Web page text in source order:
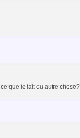
que le lait ou autre chose?